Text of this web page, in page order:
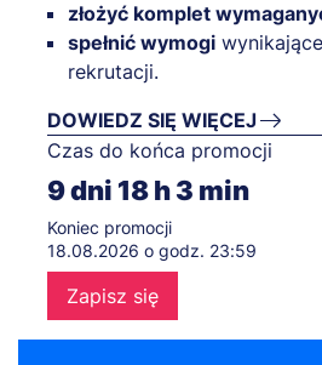
złożyć komplet
spełnić wymogi
rekrutacji.
DOWIEDZ SIĘ WIĘCEJ
Czas do końca promocji
9dni 18h3 min
Koniec promocji
18.08.2026 o godz. 23:59
Zapisz się